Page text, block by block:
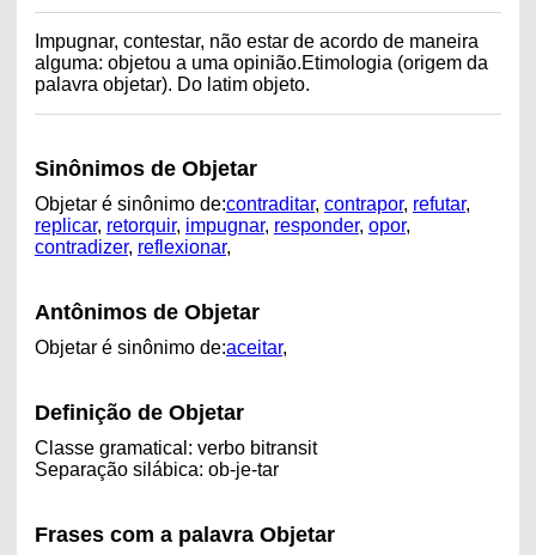
Impugnar, contestar, não estar de acordo de maneira
alguma: objetou a uma opinião.Etimologia (origem da
palavra objetar). Do latim objeto.
Sinônimos de Objetar
Objetar é sinônimo de:contraditar, contrapor, refutar,
replicar, retorquir, impugnar, responder, opor,
contradizer, reflexionar,
Antônimos de Objetar
Objetar é sinônimo de:aceitar,
Definição de Objetar
Classe gramatical: verbo bitransit
Separação silábica: ob-je-tar
Frases com a palavra Objetar